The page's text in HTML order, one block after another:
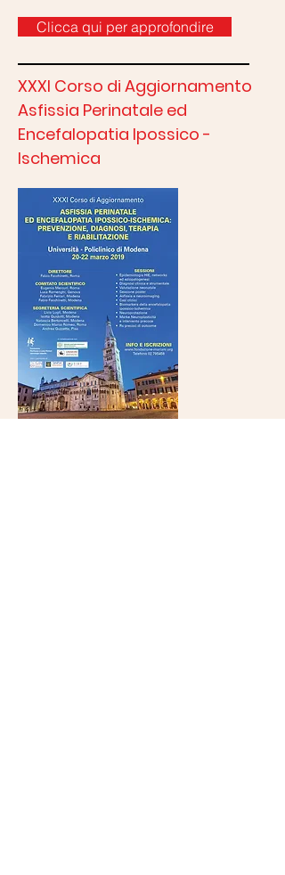
Clicca qui per approfondire
XXXI Corso di Aggiornamento
Asfissia Perinatale ed
Encefalopatia Ipossico -
Ischemica